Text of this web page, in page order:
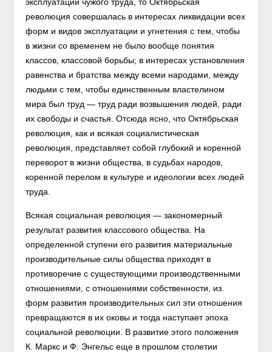
революция совершалась в интересах ликвидации всех
форм и видов эксплуатации и угнетения с тем, чтобы
в жизни со временем не было вообще понятия
классов, классовой борьбы; в интересах установления
равенства и братства между всеми народами, между
людьми с тем, чтобы единственным властелином
мира был труд — труд ради возвышения людей, ради
их свободы и счастья. Отсюда ясно, что Октябрьская
революция, как и всякая социалистическая
революция, представляет собой глубокий и коренной
переворот в жизни общества, в судьбах народов,
коренной перелом в культуре и идеологии всех людей
труда.
Всякая социальная революция — закономерный
результат развития классового общества. На
определенной ступени его развития материальные
производительные силы общества приходят в
противоречие с существующими производственными
отношениями, с отношениями собственности, из.
форм развития производительных сил эти отношения
превращаются в их оковы и тогда наступает эпоха
социальной революции. В развитие этого положения
К. Маркс и Ф. Энгельс еще в прошлом столетии